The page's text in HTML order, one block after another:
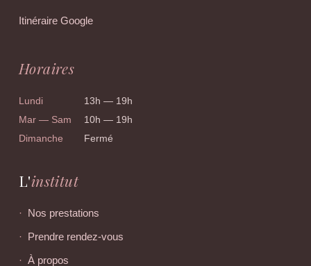
Itinéraire Google
Horaires
Lundi
13h — 19h
Mar — Sam
10h — 19h
Dimanche
Fermé
L'institut
Nos prestations
Prendre rendez-vous
À propos